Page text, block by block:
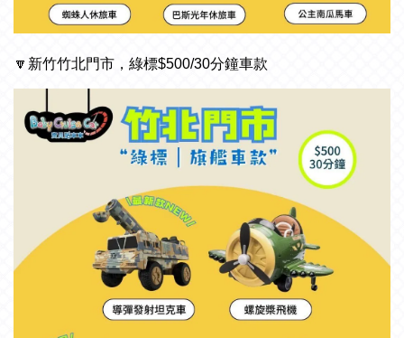
🔽 新竹竹北門市，綠標$500/30分鐘車款